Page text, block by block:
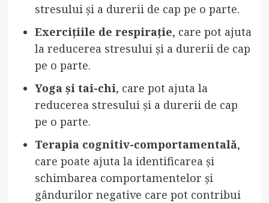
stresului și a durerii de cap pe o parte.
Exercițiile de respirație, care pot ajuta
la reducerea stresului și a durerii de cap
pe o parte.
Yoga și tai-chi, care pot ajuta la
reducerea stresului și a durerii de cap
pe o parte.
Terapia cognitiv-comportamentală,
care poate ajuta la identificarea și
schimbarea comportamentelor și
gândurilor negative care pot contribui